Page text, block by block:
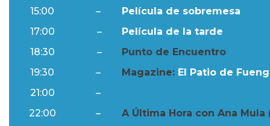
15:00
–
Película de sobremesa
17:00
–
Película de la tarde
18:30
–
Punto de Encuentro
19:30
– Magazine: El Patio de
21:00
–
22:00
–
A Última Hora con Ana Mula